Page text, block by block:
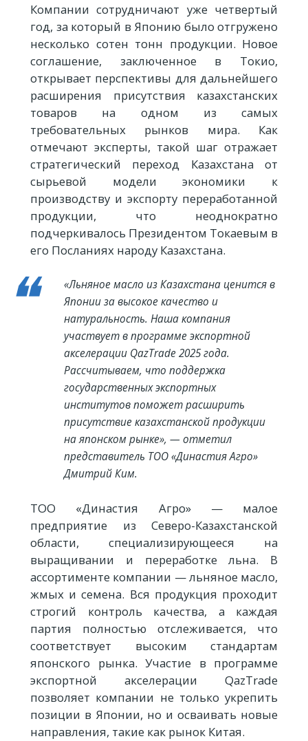
Компании сотрудничают уже четвертый
год, за который в Японию было отгружено
несколько сотен тонн продукции. Новое
соглашение, заключенное в Токио,
открывает перспективы для дальнейшего
расширения присутствия казахстанских
товаров на одном из самых
требовательных рынков мира. Как
отмечают эксперты, такой шаг отражает
стратегический переход Казахстана от
сырьевой модели экономики к
производству и экспорту переработанной
продукции, что неоднократно
подчеркивалось Президентом Токаевым в
его Посланиях народу Казахстана.
«Льняное масло из Казахстана ценится в
Японии за высокое качество и
натуральность. Наша компания
участвует в программе экспортной
акселерации QazTrade 2025 года.
Рассчитываем, что поддержка
государственных экспортных
институтов поможет расширить
присутствие казахстанской продукции
на японском рынке», — отметил
представитель ТОО «Династия Агро»
Дмитрий Ким.
ТОО «Династия Агро» — малое
предприятие из Северо-Казахстанской
области, специализирующееся на
выращивании и переработке льна. В
ассортименте компании — льняное масло,
жмых и семена. Вся продукция проходит
строгий контроль качества, а каждая
партия полностью отслеживается, что
соответствует высоким стандартам
японского рынка. Участие в программе
экспортной акселерации QazTrade
позволяет компании не только укрепить
позиции в Японии, но и осваивать новые
направления, такие как рынок Китая.